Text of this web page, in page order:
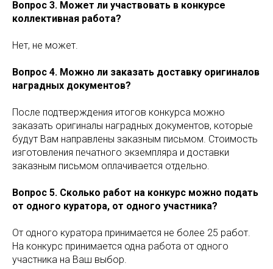
Вопрос 3. Может ли участвовать в конкурсе
коллективная работа?
Нет, не может.
Вопрос 4. Можно ли заказать доставку оригиналов
наградных документов?
После подтверждения итогов конкурса можно
заказать оригиналы наградных документов, которые
будут Вам направлены заказным письмом. Стоимость
изготовления печатного экземпляра и доставки
заказным письмом оплачивается отдельно.
Вопрос 5. Сколько работ на конкурс можно подать
от одного куратора, от одного участника?
От одного куратора принимается не более 25 работ.
На конкурс принимается одна работа от одного
участника на Ваш выбор.